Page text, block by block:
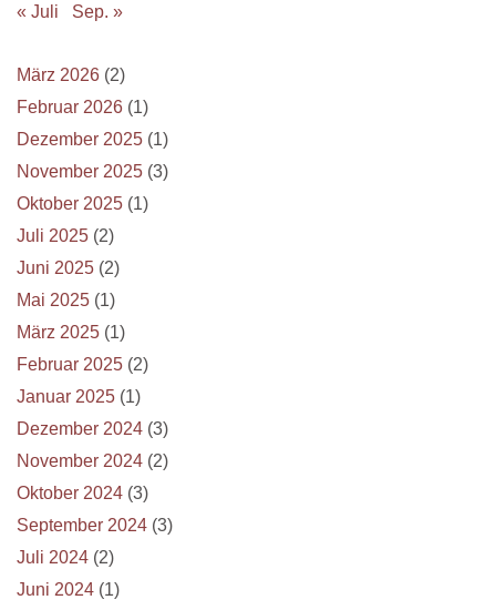
« Juli
Sep. »
März 2026 (2)
Februar 2026 (1)
Dezember 2025 (1)
November 2025 (3)
Oktober 2025 (1)
Juli 2025 (2)
Juni 2025 (2)
Mai 2025 (1)
März 2025 (1)
Februar 2025 (2)
Januar 2025 (1)
Dezember 2024 (3)
November 2024 (2)
Oktober 2024 (3)
September 2024 (3)
Juli 2024 (2)
Juni 2024 (1)